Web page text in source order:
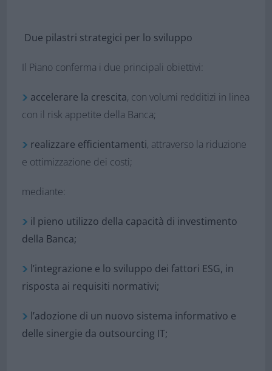
Due pilastri strategici per lo sviluppo
Il Piano conferma i due principali obiettivi:
accelerare la crescita, con volumi redditizi in linea
con il risk appetite della Banca;
realizzare efficientamenti, attraverso la riduzione
e ottimizzazione dei costi;
mediante:
il pieno utilizzo della capacità di investimento
della Banca;
l’integrazione e lo sviluppo dei fattori ESG, in
risposta ai requisiti normativi;
l’adozione di un nuovo sistema informativo e
delle sinergie da outsourcing IT;